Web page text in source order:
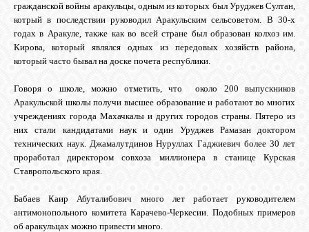
ВИДЕО
МУЗЫКА
САЙТЫ
гражданской войны аракульцы, одным из которых был Уруджев Султан,
котрый в последствии руководил Аракульским сельсоветом. В 30-х
годах в Аракуле, также как во всей стране был образован колхоз им.
Кирова, который являлся одных из передовых хозяйств района,
который часто бывал на доске почета республики.
Говоря о школе, можно отметить, что около 200 выпускников
Аракульской школы получи высшее образование и работают во многих
учреждениях города Махачкалы и других городов страны. Пятеро из
них стали кандидатами наук и один Уруджев Рамазан доктором
технических наук. Джамалутдинов Нуруллах Гаджиевич более 30 лет
проработал директором совхоза миллионера в станице Курская
Ставропольского края.
Бабаев Каир Абуталибович много лет работает руководителем
антимонопольного комитета Карачево-Черкесии. Подобных примеров
об аракульцах можно привести много.